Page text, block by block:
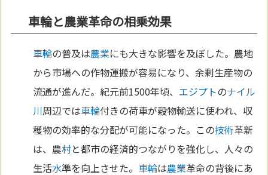
車輪と農業革命の相乗効果
車輪の普及は農業にも大きな影響を及ぼした。農地
から市場への作物運搬が容易になり、余剰生産物の
流通が進んだ。紀元前1500年頃、 エジプトのナイル
川周辺では車輪付きの荷車が穀物輸送に使われ、収
穫物の効率的な分配が可能になった。この技術革新
は、農村と都市の経済的つながりを強化し、人々の
生活水準を向上させた。 車輪は農業革命の背後にあ